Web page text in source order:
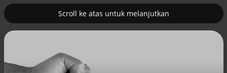
Scroll ke atas untuk melanjutkan